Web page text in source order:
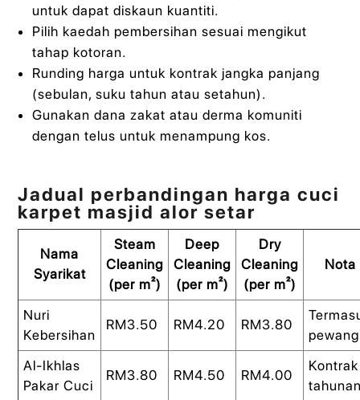
untuk dapat diskaun kuantiti.
Pilih kaedah pembersihan sesuai mengikut
tahap kotoran.
Runding harga untuk kontrak jangka panjang
(sebulan, suku tahun atau setahun).
Gunakan dana zakat atau derma komuniti
dengan telus untuk menampung kos.
Jadual perbandingan harga cuci
karpet masjid alor setar
Nama
Syarikat
Steam
Cleaning
(per m²)
Deep
Cleaning
(per m²)
Dry
Cleaning
(per m²)
Nota
Nuri
Kebersihan
RM3.50 RM4.20 RM3.80
Al-Ikhlas
Pakar Cuci
RM3.80 RM4.50 RM4.00
Kontrak